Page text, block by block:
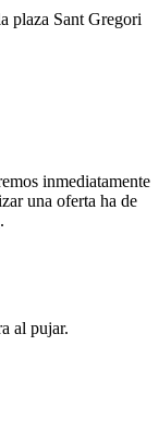
plaza Sant Gregori
inmediatamente
una oferta ha de
.
al pujar.